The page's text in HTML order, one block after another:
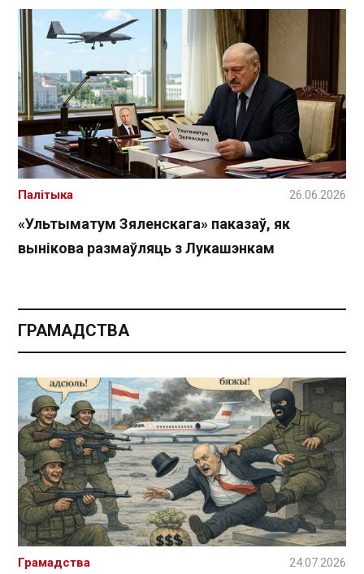
«Ультыматум Зяленскага» паказаў, як
вынікова размаўляць з Лукашэнкам
Палітыка 26.06.2026
ГРАМАДСТВА
Грамадства 24.07.2026